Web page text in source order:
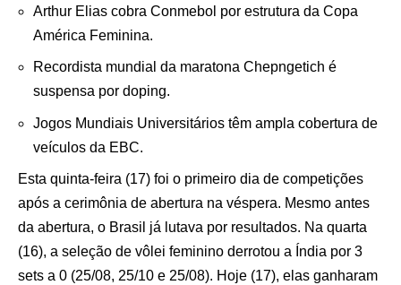
Arthur Elias cobra Conmebol por estrutura da Copa
América Feminina.
Recordista mundial da maratona Chepngetich é
suspensa por doping.
Jogos Mundiais Universitários têm ampla cobertura de
veículos da EBC.
Esta quinta-feira (17) foi o primeiro dia de competições
após a cerimônia de abertura na véspera. Mesmo antes
da abertura, o Brasil já lutava por resultados. Na quarta
(16), a seleção de vôlei feminino derrotou a Índia por 3
sets a 0 (25/08, 25/10 e 25/08). Hoje (17), elas ganharam